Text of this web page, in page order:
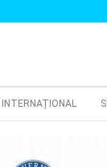
INTERNAȚIONAL